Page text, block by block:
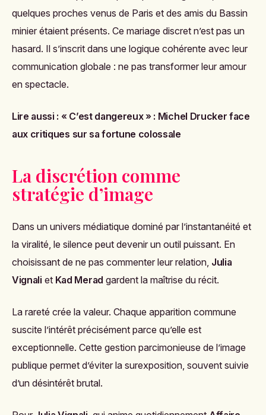
quelques proches venus de Paris et des amis du Bassin
minier étaient présents. Ce mariage discret n’est pas un
hasard. Il s’inscrit dans une logique cohérente avec leur
communication globale : ne pas transformer leur amour
en spectacle.
Lire aussi : « C’est dangereux » : Michel Drucker face
aux critiques sur sa fortune colossale
La discrétion comme
stratégie d’image
Dans un univers médiatique dominé par l’instantanéité et
la viralité, le silence peut devenir un outil puissant. En
choisissant de ne pas commenter leur relation, Julia
Vignali et Kad Merad gardent la maîtrise du récit.
La rareté crée la valeur. Chaque apparition commune
suscite l’intérêt précisément parce qu’elle est
exceptionnelle. Cette gestion parcimonieuse de l’image
publique permet d’éviter la surexposition, souvent suivie
d’un désintérêt brutal.